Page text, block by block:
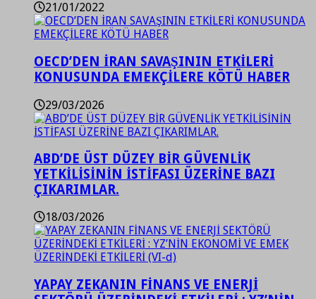
21/01/2022
OECD’DEN İRAN SAVAŞININ ETKİLERİ
KONUSUNDA EMEKÇİLERE KÖTÜ HABER
29/03/2026
ABD’DE ÜST DÜZEY BİR GÜVENLİK
YETKİLİSİNİN İSTİFASI ÜZERİNE BAZI
ÇIKARIMLAR.
18/03/2026
YAPAY ZEKANIN FİNANS VE ENERJİ